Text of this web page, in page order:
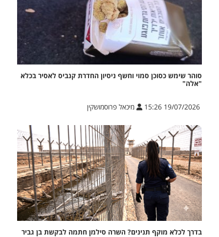
סוהר שימש כסוכן סמוי וחשף ניסיון החדרת קנביס לאסיר בכלא
"אלה"
19/07/2026 15:26 מיכאל פרוסמושקין
בדרך לכלא מוקף תנינים? השרה סילמן חתמה לבקשת בן גביר